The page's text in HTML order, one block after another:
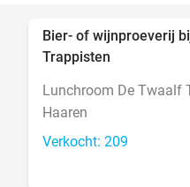
Bier- of wijnproeverij
Trappisten
Lunchroom De Twaalf
Haaren
Verkocht: 209